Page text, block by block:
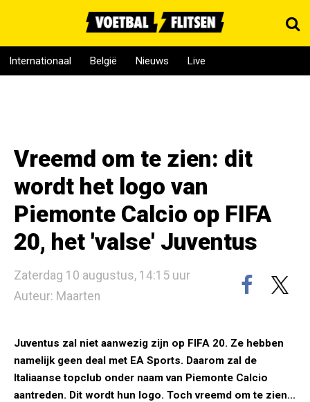
Internationaal België Nieuws Live
Vreemd om te zien: dit
wordt het logo van
Piemonte Calcio op FIFA
20, het 'valse' Juventus
Zaterdag 10 augustus, 14:15 uur
Auteur: Maarten
Juventus zal niet aanwezig zijn op FIFA 20. Ze hebben
namelijk geen deal met EA Sports. Daarom zal de
Italiaanse topclub onder naam van Piemonte Calcio
aantreden. Dit wordt hun logo. Toch vreemd om te zien...